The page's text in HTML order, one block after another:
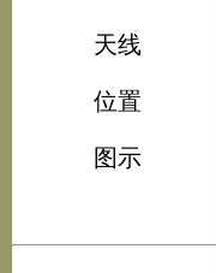
天线
位置
图示